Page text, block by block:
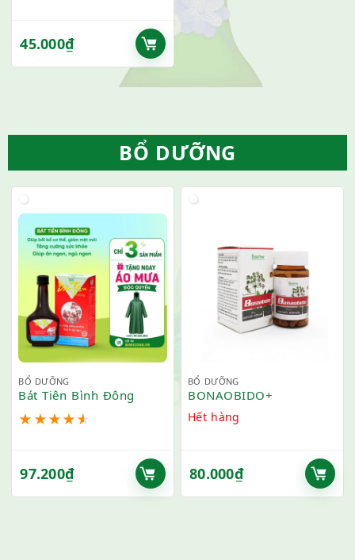
45.000₫
BỔ DƯỠNG
BỔ DƯỠNG
Bát Tiên Bình Đông
★ ★★★★
97.200₫
BỔ DƯỠNG
BONAOBIDO+
Hết hàng
80.000₫